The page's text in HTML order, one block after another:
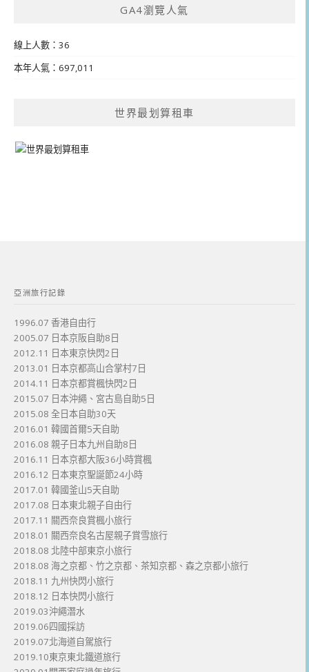
GA4瀏覽人氣
線上人數：36
本年人氣：697,011
世界最划算租車
亞洲旅行記錄
1996.07 香港自由行
2005.07 日本京阪自助8日
2012.11 日本東京快閃2日
2013.01 日本京都高山合掌村7日
2014.11 日本京都賞楓快閃2日
2015.07 日本沖繩、宮古島自助5日
2015.08 全日本自助30天
2016.01 韓國首爾5天自助
2016.08 親子日本九州自助8日
2016.11 日本京都大阪36小時賞楓
2016.12 日本東京聖誕節24小時
2017.01 韓國釜山5天自助
2017.08 日本東北親子自由行
2017.11 關西奈良賞楓小旅行
2018.01 關西奈良名古屋親子賞雪旅行
2018.08 北陸中部東京小旅行
2018.08 海之京都、竹之京都、茶知京都、森之京都小旅行
2018.11 九州快閃小旅行
2018.12 日本快閃小旅行
2019.03沖繩潛水
2019.06四國採訪
2019.07北海道自駕旅行
2019.10東京東北鐵道旅行